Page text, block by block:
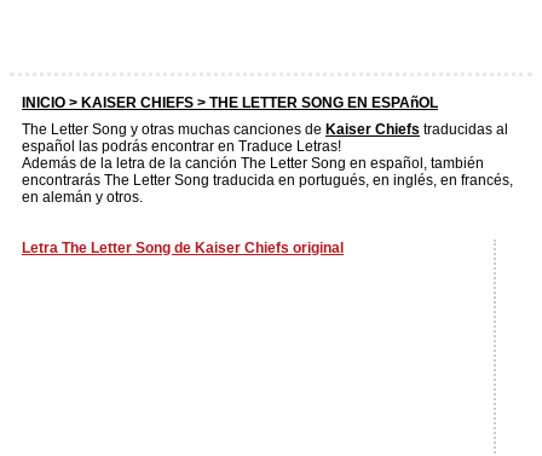
INICIO > KAISER CHIEFS > THE LETTER SONG EN ESPAñOL
The Letter Song y otras muchas canciones de Kaiser Chiefs traducidas al
español las podrás encontrar en Traduce Letras!
Además de la letra de la canción The Letter Song en español, también
encontrarás The Letter Song traducida en portugués, en inglés, en francés,
en alemán y otros.
Letra The Letter Song de Kaiser Chiefs original